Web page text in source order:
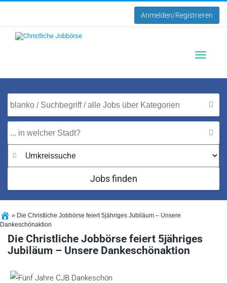
Anmelden/Registrieren
Jobs finden
» Die Christliche Jobbörse feiert 5jähriges Jubiläum – Unsere
Dankeschönaktion
Die Christliche Jobbörse feiert 5jähriges
Jubiläum – Unsere Dankeschönaktion